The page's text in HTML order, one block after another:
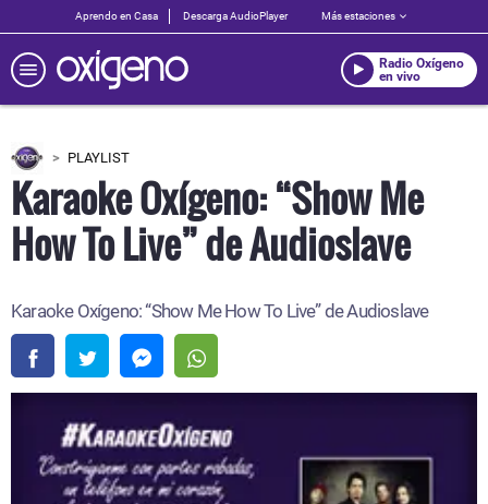
Aprendo en Casa Descarga AudioPlayer Más estaciones
Radio Oxígeno
en vivo
PLAYLIST
Karaoke Oxígeno: “Show Me
How To Live” de Audioslave
Karaoke Oxígeno: “Show Me How To Live” de Audioslave